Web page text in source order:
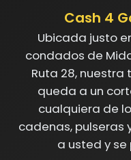
Cash 4
Ubicada justo
condados de
Ruta 28, nuestra
queda a un
cualquiera de
cadenas, pulseras
a usted y